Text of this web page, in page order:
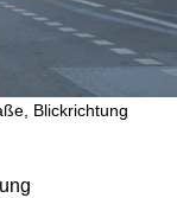
Blickrichtung